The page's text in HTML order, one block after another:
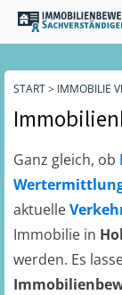
START> IMMOBILIE
Ganz gleich, ob
aktuelle
Immobilie in
werden. Es